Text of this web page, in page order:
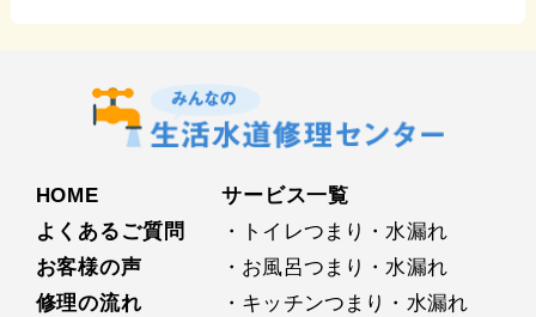
HOME
よくあるご質問
お客様の声
修理の流れ
サービス⼀覧
・トイレつまり・水漏れ
・お⾵呂つまり・水漏れ
・キッチンつまり・水漏れ